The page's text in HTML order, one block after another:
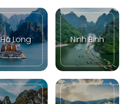
Ha Long Ninh Binh